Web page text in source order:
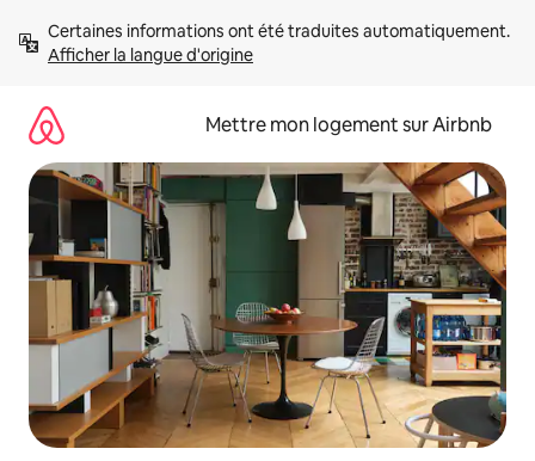
directement
Afficher la langue d'origine
Mettre mon logement sur Airbnb